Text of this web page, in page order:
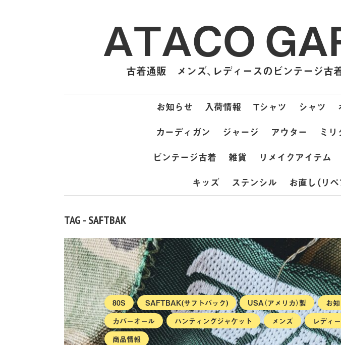
ATACO
古着通販 メンズ、レディースのビンテージ
お知らせ 入荷情報 Tシャツ シャツ
カーディガン
ジャージ アウター ミリ
ビンテージ古着
雑貨 リメイクアイテム
キッズ
ステンシル お直し（リペ
TAG - SAFTBAK
80S SAFTBAK(サフトバック) USA（アメリカ）製
お
カバーオール
ハンティングジャケット メンズ レディ
商品情報